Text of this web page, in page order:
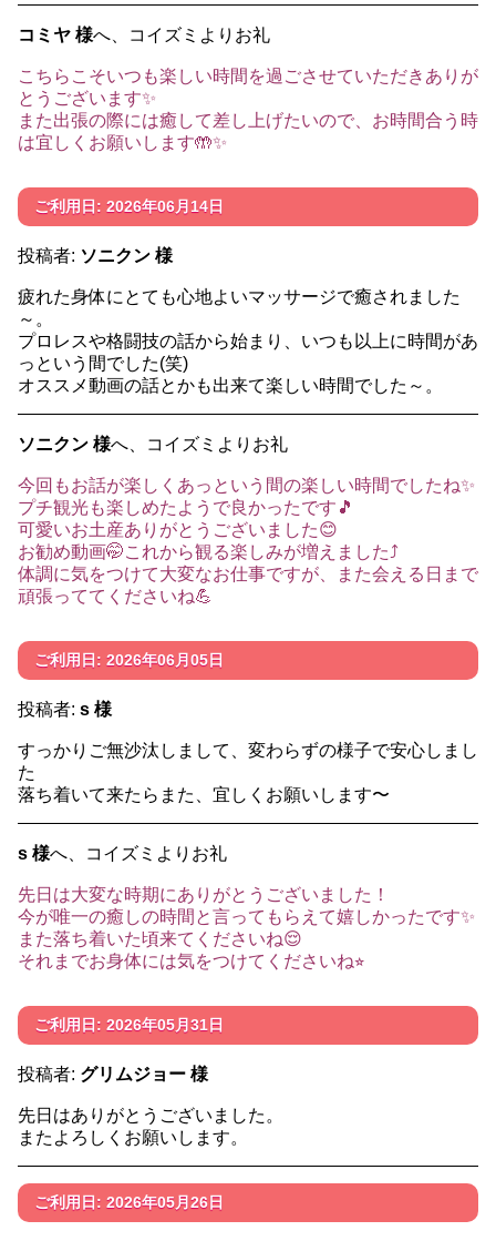
コミヤ 様へ、コイズミよりお礼
こちらこそいつも楽しい時間を過ごさせていただきありが
とうございます✨
また出張の際には癒して差し上げたいので、お時間合う時
は宜しくお願いします🤲✨
ご利用日: 2026年06月14日
投稿者: ソニクン 様
疲れた身体にとても心地よいマッサージで癒されました
～。
プロレスや格闘技の話から始まり、いつも以上に時間があ
っという間でした(笑)
オススメ動画の話とかも出来て楽しい時間でした～。
ソニクン 様へ、コイズミよりお礼
今回もお話が楽しくあっという間の楽しい時間でしたね✨
プチ観光も楽しめたようで良かったです🎵
可愛いお土産ありがとうございました😊
お勧め動画🤭これから観る楽しみが増えました⤴️
体調に気をつけて大変なお仕事ですが、また会える日まで
頑張っててくださいね💪
ご利用日: 2026年06月05日
投稿者: s 様
すっかりご無沙汰しまして、変わらずの様子で安心しまし
た
落ち着いて来たらまた、宜しくお願いします〜
s 様へ、コイズミよりお礼
先日は大変な時期にありがとうございました！
今が唯一の癒しの時間と言ってもらえて嬉しかったです✨
また落ち着いた頃来てくださいね😌
それまでお身体には気をつけてくださいね⭐︎
ご利用日: 2026年05月31日
投稿者: グリムジョー 様
先日はありがとうございました。
またよろしくお願いします。
ご利用日: 2026年05月26日